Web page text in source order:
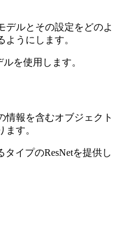
ルとその設定をどの
うにします。
を使用します。
報を含むオブジェク
す。
イプのResNetを提供